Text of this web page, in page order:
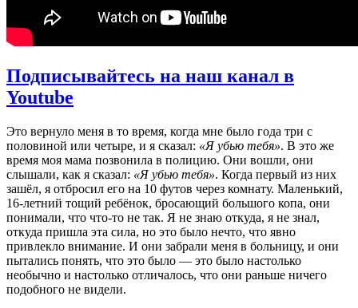
Подписывайтесь на наш канал в
Youtube
Это вернуло меня в то время, когда мне было года три с
половиной или четыре, и я сказал: «Я убью тебя». В это же
время моя мама позвонила в полицию. Они вошли, они
слышали, как я сказал: «Я убью тебя». Когда первый из них
зашёл, я отбросил его на 10 футов через комнату. Маленький,
16-летний тощий ребёнок, бросающий большого копа, они
понимали, что что-то не так. Я не знаю откуда, я не знал,
откуда пришла эта сила, но это было нечто, что явно
привлекло внимание. И они забрали меня в больницу, и они
пытались понять, что это было — это было настолько
необычно и настолько отличалось, что они раньше ничего
подобного не видели.